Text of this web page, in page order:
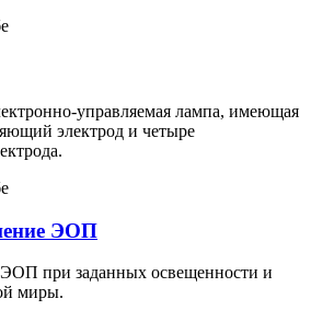
управляемая лампа, имеющая
электрод и четыре
ЭОП
ЭОП при заданных освещенности и
миры.